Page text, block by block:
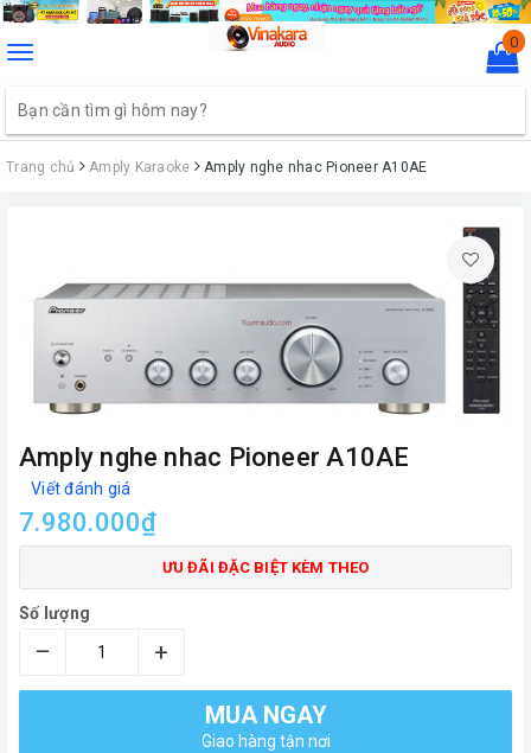
Toggle
0
Trang chủ Amply Karaoke Amply nghe nhac Pioneer A10AE
Amply nghe nhac Pioneer A10AE
Viết đánh giá
7.980.000₫
ƯU ĐÃI ĐẶC BIỆT KÈM THEO
Số lượng
– +
MUA NGAY
Giao hàng tận nơi